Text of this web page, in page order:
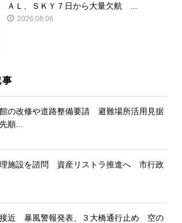
ＡＬ、ＳＫＹ７日から大量欠航 ...
2026.08.06
の改修や道路整備要請 避難場所活用見据
順...
理施設を諮問 資産リストラ推進へ 市行政
接近 暴風警報発表、３大橋通行止め 空の